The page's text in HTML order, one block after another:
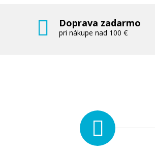
Doprava zadarmo
pri nákupe nad 100 €